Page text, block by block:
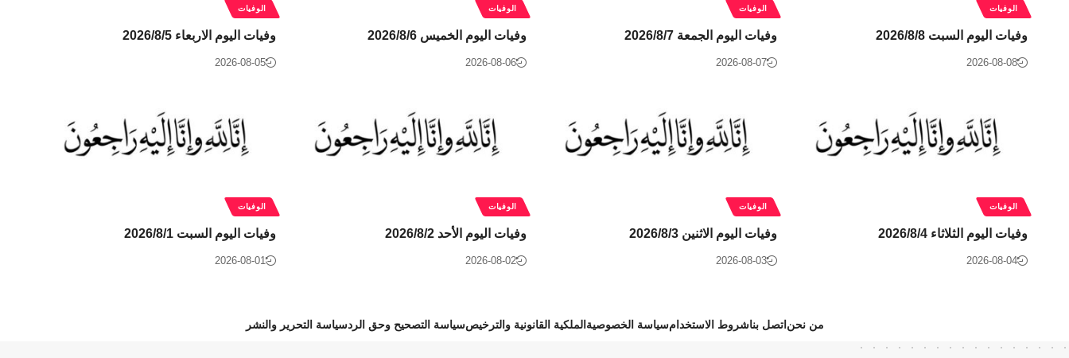
الوفيات
وفيات اليوم السبت 2026/8/8
2026-08-08
الوفيات
وفيات اليوم الجمعة 2026/8/7
2026-08-07
الوفيات
وفيات اليوم الخميس 2026/8/6
2026-08-06
الوفيات
وفيات اليوم الاربعاء 2026/8/5
2026-08-05
الوفيات
وفيات اليوم الثلاثاء 2026/8/4
2026-08-04
الوفيات
وفيات اليوم الاثنين 2026/8/3
2026-08-03
الوفيات
وفيات اليوم الأحد 2026/8/2
2026-08-02
الوفيات
وفيات اليوم السبت 2026/8/1
2026-08-01
من نحن اتصل بناشروط الاستخدامسياسة الخصوصية الملكية القانونية والترخيصسياسة التصحيح وحق الردسياسة التحرير والنشر